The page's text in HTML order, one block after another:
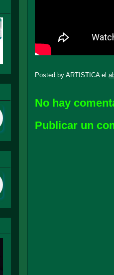
Posted by ARTISTICA el
No hay
Publicar un